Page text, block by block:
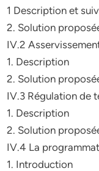
1 Description et
2. Solution
IV.2
1. Description
2. Solution
IV.3 Régulation de
1. Description
2. Solution
IV.4 La
1. Introduction